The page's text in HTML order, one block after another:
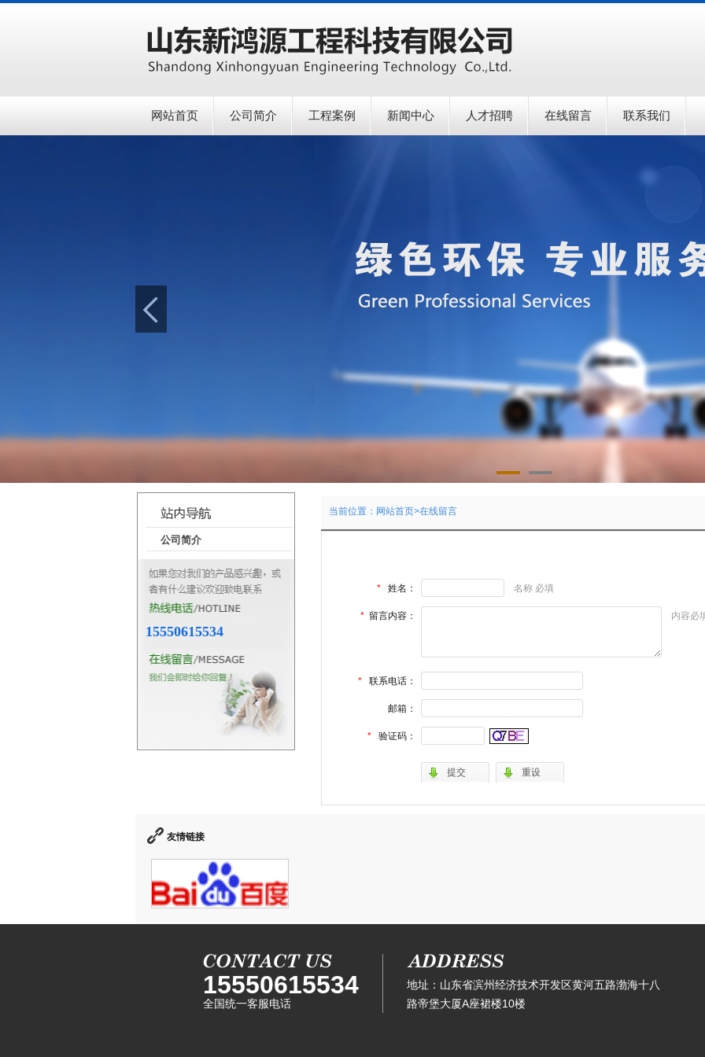
网站首页 公司简介 工程案例 新闻中心 人才招聘 在线留言 联系我们
当前位置： 网站首页>在线留言
* 姓名： 名称 必填
* 留言内容： 内容必
* 联系电话：
邮箱：
* 验证码：
提交 重设
公司简介
15550615534
友情链接
15550615534
全国统一客服电话
地址：山东省滨州经济技术开发区黄河五路渤海十八
路帝堡大厦A座裙楼10楼